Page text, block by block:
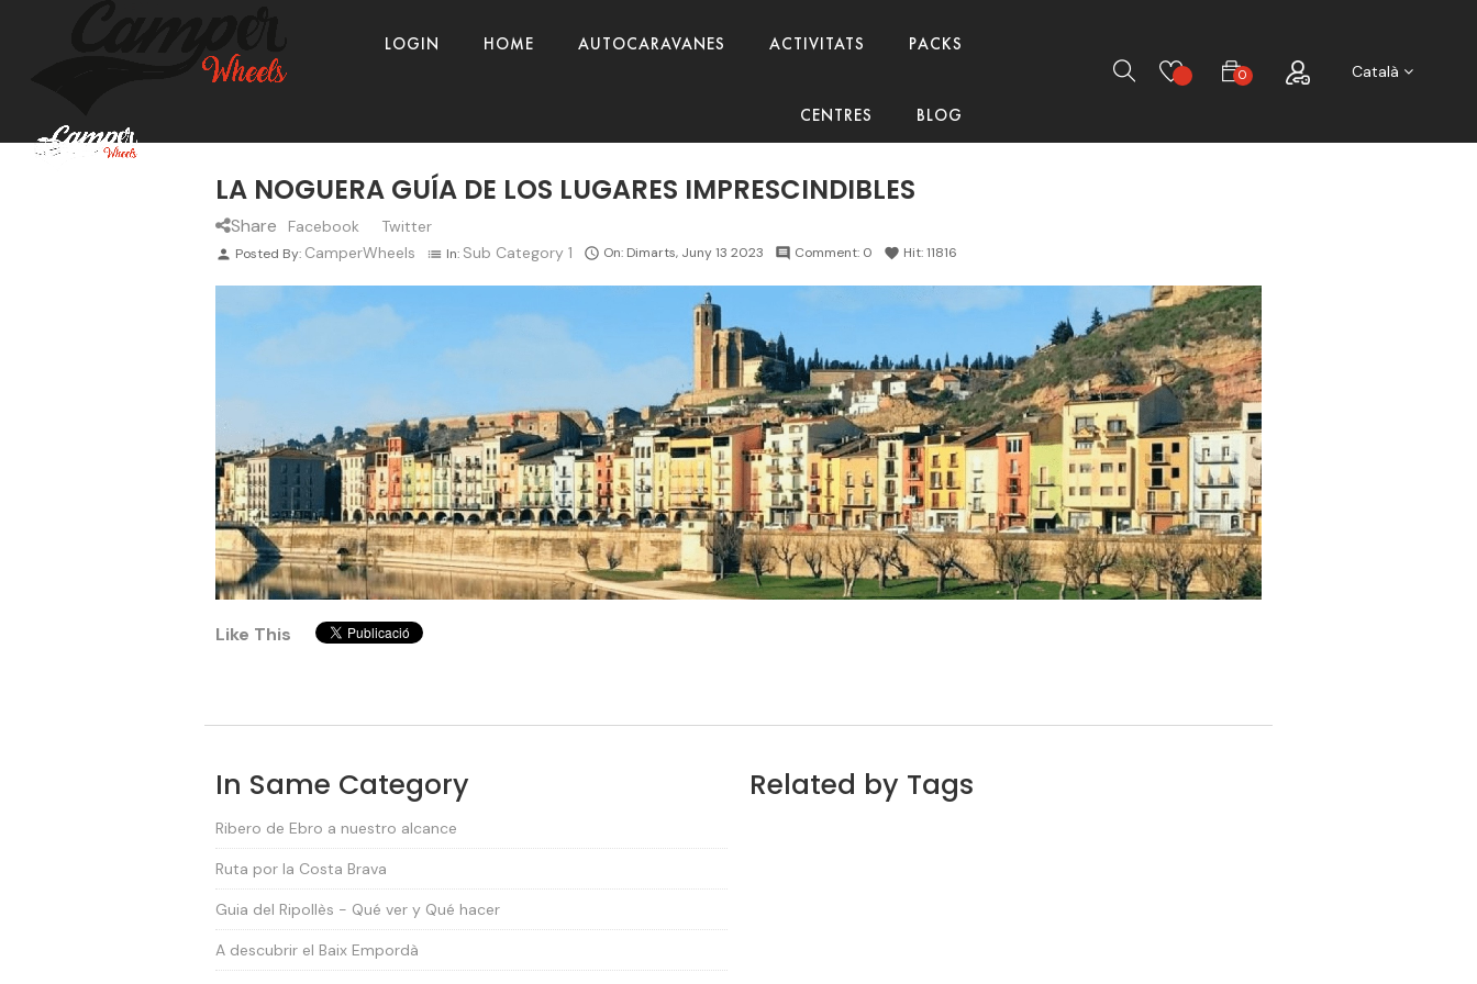
LOGIN HOME AUTOCARAVANES ACTIVITATS PACKS
CENTRES BLOG
Search 0 Català
LA NOGUERA GUÍA DE LOS LUGARES IMPRESCINDIBLES
Share Facebook Twitter
person Posted By: CamperWheels list In: Sub Category 1  On: Dimarts, Juny13 2023 comment Comment: 0 favorite Hit:11816
Like This
In Same Category
Ribero de Ebro a nuestro alcance
Ruta por la Costa Brava
Guia del Ripollès - Qué ver y Qué hacer
A descubrir el Baix Empordà
Related by Tags